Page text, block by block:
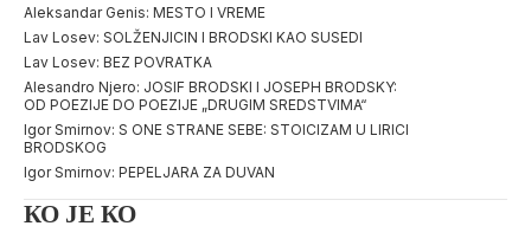
Aleksandar Genis: MESTO I VREME
Lav Losev: SOLŽENJICIN I BRODSKI KAO SUSEDI
Lav Losev: BEZ POVRATKA
Alesandro Njero: JOSIF BRODSKI I JOSEPH BRODSKY:
OD POEZIJE DO POEZIJE „DRUGIM SREDSTVIMA“
Igor Smirnov: S ONE STRANE SEBE: STOICIZAM U LIRICI
BRODSKOG
Igor Smirnov: PEPELJARA ZA DUVAN
КО ЈЕ КО